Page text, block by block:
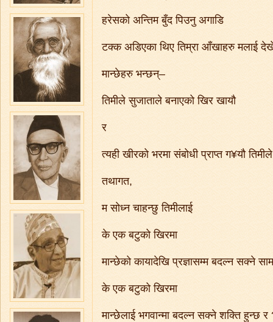
हरेसको अन्तिम बुँद पिउनु अगाडि
टक्क अडिएका थिए तिम्रा आँखाहरु मलाई
मान्छेहरु भन्छन्–
तिमीले सुजाताले बनाएको खिर खायौ
र
त्यही खीरको भरमा संबोधी प्राप्त ग¥यौ
तथागत,
म सोध्न चाहन्छु तिमीलाई
के एक बटुको खिरमा
मान्छेको कायादेखि प्रज्ञासम्म बदल्न सक्ने
के एक बटुको खिरमा
मान्छेलाई भगवान्मा बदल्न सक्ने शक्ति हुन्छ र